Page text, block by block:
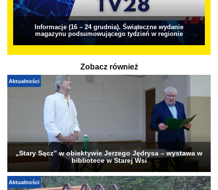
Informacje (16 – 24 grudnia). Świąteczne wydanie
magazynu podsumowującego tydzień w regionie
Zobacz również
Aktualności
„Stary Sącz” w obiektywie Jerzego Jędrysa – wystawa w
bibliotece w Starej Wsi
Aktualności